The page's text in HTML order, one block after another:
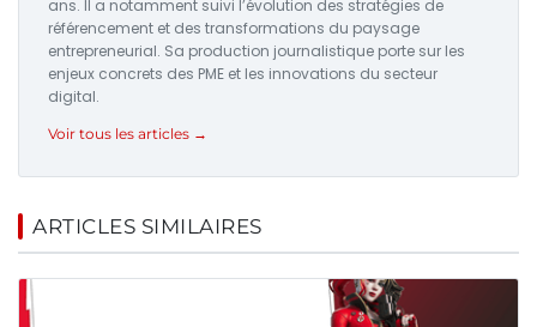
ans. Il a notamment suivi l’évolution des stratégies de
référencement et des transformations du paysage
entrepreneurial. Sa production journalistique porte sur les
enjeux concrets des PME et les innovations du secteur
digital.
Voir tous les articles →
ARTICLES SIMILAIRES